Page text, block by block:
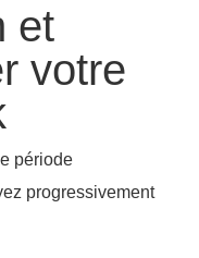
et
votre
période
progressivement